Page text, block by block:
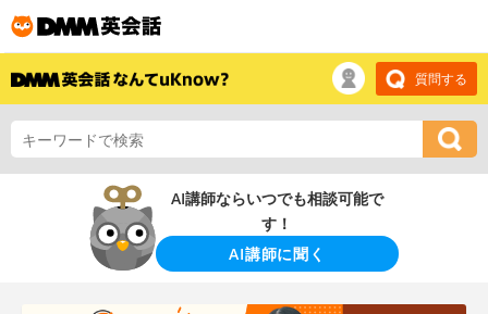
質問する
AI講師ならいつでも相談可能で
す！
AI講師に聞く